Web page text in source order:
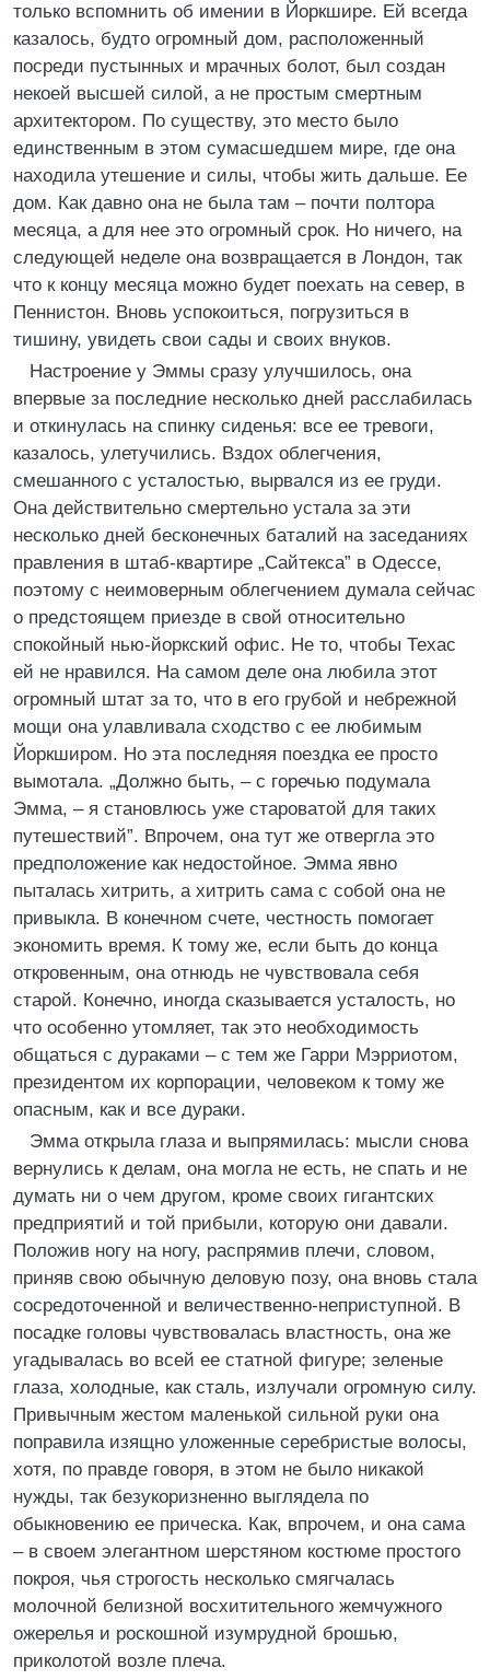
только вспомнить об имении в Йоркшире. Ей всегда
казалось, будто огромный дом, расположенный
посреди пустынных и мрачных болот, был создан
некоей высшей силой, а не простым смертным
архитектором. По существу, это место было
единственным в этом сумасшедшем мире, где она
находила утешение и силы, чтобы жить дальше. Ее
дом. Как давно она не была там – почти полтора
месяца, а для нее это огромный срок. Но ничего, на
следующей неделе она возвращается в Лондон, так
что к концу месяца можно будет поехать на север, в
Пеннистон. Вновь успокоиться, погрузиться в
тишину, увидеть свои сады и своих внуков.
Настроение у Эммы сразу улучшилось, она
впервые за последние несколько дней расслабилась
и откинулась на спинку сиденья: все ее тревоги,
казалось, улетучились. Вздох облегчения,
смешанного с усталостью, вырвался из ее груди.
Она действительно смертельно устала за эти
несколько дней бесконечных баталий на заседаниях
правления в штаб-квартире „Сайтекса” в Одессе,
поэтому с неимоверным облегчением думала сейчас
о предстоящем приезде в свой относительно
спокойный нью-йоркский офис. Не то, чтобы Техас
ей не нравился. На самом деле она любила этот
огромный штат за то, что в его грубой и небрежной
мощи она улавливала сходство с ее любимым
Йоркширом. Но эта последняя поездка ее просто
вымотала. „Должно быть, – с горечью подумала
Эмма, – я становлюсь уже староватой для таких
путешествий”. Впрочем, она тут же отвергла это
предположение как недостойное. Эмма явно
пыталась хитрить, а хитрить сама с собой она не
привыкла. В конечном счете, честность помогает
экономить время. К тому же, если быть до конца
откровенным, она отнюдь не чувствовала себя
старой. Конечно, иногда сказывается усталость, но
что особенно утомляет, так это необходимость
общаться с дураками – с тем же Гарри Мэрриотом,
президентом их корпорации, человеком к тому же
опасным, как и все дураки.
Эмма открыла глаза и выпрямилась: мысли снова
вернулись к делам, она могла не есть, не спать и не
думать ни о чем другом, кроме своих гигантских
предприятий и той прибыли, которую они давали.
Положив ногу на ногу, распрямив плечи, словом,
приняв свою обычную деловую позу, она вновь стала
сосредоточенной и величественно-неприступной. В
посадке головы чувствовалась властность, она же
угадывалась во всей ее статной фигуре; зеленые
глаза, холодные, как сталь, излучали огромную силу.
Привычным жестом маленькой сильной руки она
поправила изящно уложенные серебристые волосы,
хотя, по правде говоря, в этом не было никакой
нужды, так безукоризненно выглядела по
обыкновению ее прическа. Как, впрочем, и она сама
– в своем элегантном шерстяном костюме простого
покроя, чья строгость несколько смягчалась
молочной белизной восхитительного жемчужного
ожерелья и роскошной изумрудной брошью,
приколотой возле плеча.